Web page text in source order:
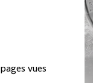
pages vues